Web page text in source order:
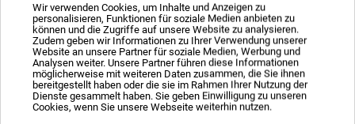
Wir verwenden Cookies, um Inhalte und Anzeigen zu
personalisieren, Funktionen für soziale Medien anbieten zu
können und die Zugriffe auf unsere Website zu analysieren.
Zudem geben wir Informationen zu Ihrer Verwendung unserer
Website an unsere Partner für soziale Medien, Werbung und
Analysen weiter. Unsere Partner führen diese Informationen
möglicherweise mit weiteren Daten zusammen, die Sie ihnen
bereitgestellt haben oder die sie im Rahmen Ihrer Nutzung der
Dienste gesammelt haben. Sie geben Einwilligung zu unseren
Cookies, wenn Sie unsere Webseite weiterhin nutzen.
zzgl. Versandkosten